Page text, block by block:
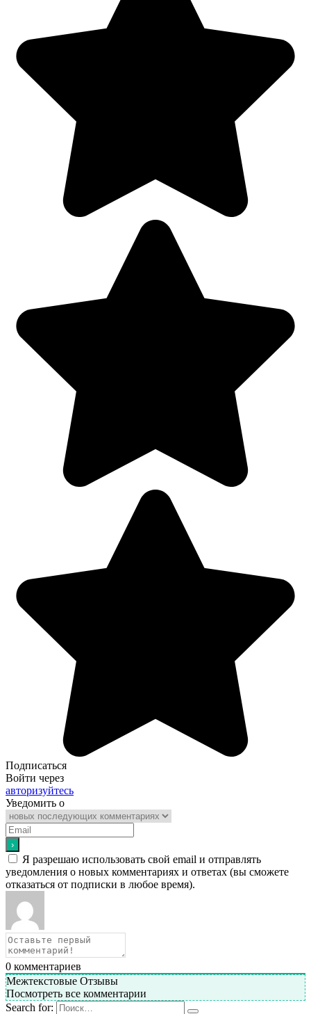
Подписаться
Войти через
авторизуйтесь
Уведомить о
Я разрешаю использовать свой email и отправлять
уведомления о новых комментариях и ответах (вы cможете
отказаться от подписки в любое время).
0 комментариев
Межтекстовые Отзывы
Посмотреть все комментарии
Search for: